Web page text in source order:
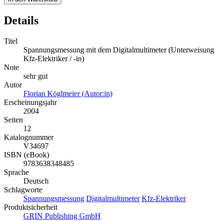
Details
Titel
Spannungsmessung mit dem Digitalmultimeter (Unterweisung
Kfz-Elektriker / -in)
Note
sehr gut
Autor
Florian Köglmeier (Autor:in)
Erscheinungsjahr
2004
Seiten
12
Katalognummer
V34697
ISBN (eBook)
9783638348485
Sprache
Deutsch
Schlagworte
Spannungsmessung Digitalmultimeter Kfz-Elektriker
Produktsicherheit
GRIN Publishing GmbH